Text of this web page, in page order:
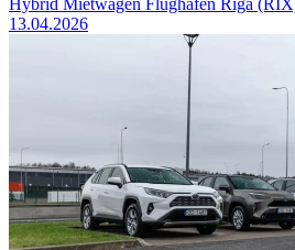
Hybrid Mietwagen Flughafen Riga
13.04.2026